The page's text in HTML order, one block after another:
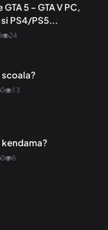
5 – GTA V PC,
PS4/PS5...
24
0 13
0 6